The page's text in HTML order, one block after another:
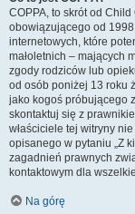
COPPA, to skrót od
obowiązującego od 1998
internetowych, które
małoletnich – mających
zgody rodziców lub
od osób poniżej 13 roku
jako kogoś próbującego
skontaktuj się z
właściciele tej witryny
opisanego w pytaniu „Z
zagadnień prawnych
kontaktowym dla
Na górę